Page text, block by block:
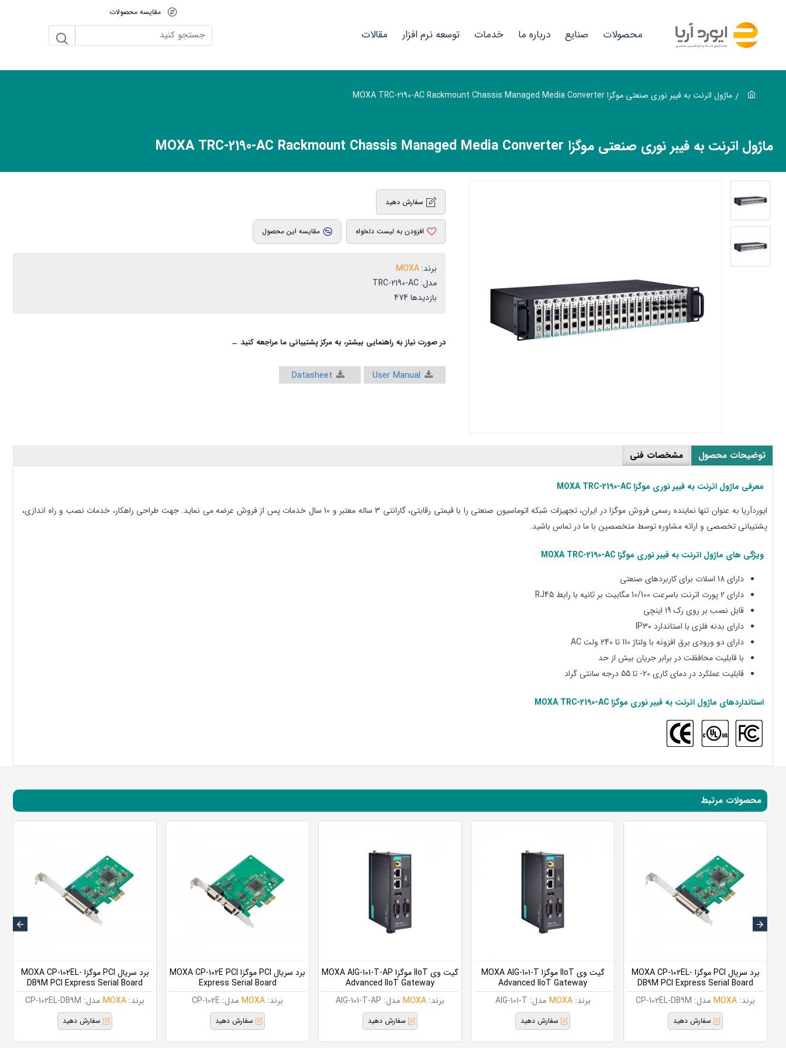
اترنت
فیبر
نوری
موگزا
MOXA
TRC-
2190-
AC
مقایسه محصولات
محصولات صنایع درباره ما خدمات توسعه نرم افزار مقالات
ماژول اترنت به فیبر نوری صنعتی موگزا MOXA TRC-2190-AC Rackmount Chassis Managed Media Converter
ماژول اترنت به فیبر نوری صنعتی موگزا MOXA TRC-2190-AC Rackmount Chassis Managed Media Converter
برند:MOXA
مدل:TRC-2190-AC
بازدیدها 474
سفارش دهید
افزودن به لیست دلخواه مقایسه این محصول
در صورت نیاز به راهنمایی بیشتر، به مرکز پشتیبانی ما مراجعه کنید ←
User Manual
Datasheet
توضیحات محصول مشخصات فنی
معرفی ماژول اترنت به فیبر نوری موگزا MOXATRC-2190-AC
ایوردآریا به عنوان تنها نماینده رسمی فروش موگزا در ایران، تجهیزات شبکه اتوماسیون صنعتی را با قیمتی‌ رقابتی، گارانتی 3 ساله معتبر و 10 سال خدمات پس از فروش عرضه می نماید. جهت طراحی راهکار، خدمات نصب و راه اندازی،
پشتیبانی تخصصی و ارائه مشاوره توسط متخصصین با ما در تماس باشید.
ویژگی های ماژول اترنت به فیبر نوری موگزا MOXATRC-2190-AC
دارای 18 اسلات برای کاربردهای صنعتی
دارای 2 پورت اترنت باسرعت 10/100 مگابیت بر ثانیه با رابط RJ45
قابل نصب بر روی رک 19 اینچی
دارای بدنه فلزی با استاندارد IP30
دارای دو ورودی برق افزونه با ولتاژ 110 تا 240 ولت AC
با قابلیت محافظت در برابر جریان بیش از حد
قابلیت عملکرد در دمای کاری 20- تا 55 درجه سانتی گراد
استانداردهای ماژول اترنت به فیبر نوری موگزا MOXATRC-2190-AC
محصولات مرتبط
برند: MOXA مدل: CP-102EL-DB9M
برد سریال PCI موگزا MOXA CP-102EL-
DB9M PCI Express Serial Board
سفارش دهید
برند: MOXA مدل: AIG-101-T
گیت وی IIoT موگزا MOXA AIG-101-T
Advanced IIoT Gateway
سفارش دهید
برند: MOXA مدل: AIG-101-T-AP
گیت وی IIoT موگزا MOXA AIG-101-T-AP
Advanced IIoT Gateway
سفارش دهید
برند: MOXA مدل: CP-102E
برد سریال PCI موگزا MOXA CP-102E PCI
Express Serial Board
سفارش دهید
برند: MOXA مدل: CP-102EL-DB9M
برد سریال PCI موگزا MOXA CP-102EL-
DB9M PCI Express Serial Board
سفارش دهید